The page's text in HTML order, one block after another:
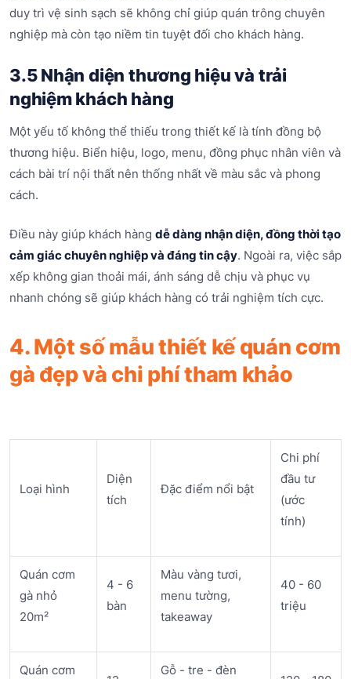
duy trì vệ sinh sạch sẽ không chỉ giúp quán trông chuyên
nghiệp mà còn tạo niềm tin tuyệt đối cho khách hàng.
3.5 Nhận diện thương hiệu và trải
nghiệm khách hàng
Một yếu tố không thể thiếu trong thiết kế là tính đồng bộ
thương hiệu. Biển hiệu, logo, menu, đồng phục nhân viên và
cách bài trí nội thất nên thống nhất về màu sắc và phong
cách.
Điều này giúp khách hàng dễ dàng nhận diện, đồng thời tạo
cảm giác chuyên nghiệp và đáng tin cậy. Ngoài ra, việc sắp
xếp không gian thoải mái, ánh sáng dễ chịu và phục vụ
nhanh chóng sẽ giúp khách hàng có trải nghiệm tích cực.
4. Một số mẫu thiết kế quán cơm
gà đẹp và chi phí tham khảo
Loại hình
Diện
tích
Đặc điểm nổi bật
Chi phí
đầu tư
(ước
tính)
Quán cơm
gà nhỏ
20m²
4 - 6
bàn
Màu vàng tươi,
menu tường,
takeaway
40 - 60
triệu
Quán cơm Gỗ - tre - đèn